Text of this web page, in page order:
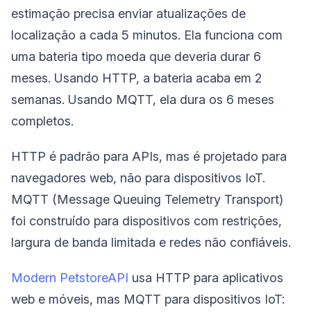
estimação precisa enviar atualizações de
localização a cada 5 minutos. Ela funciona com
uma bateria tipo moeda que deveria durar 6
meses. Usando HTTP, a bateria acaba em 2
semanas. Usando MQTT, ela dura os 6 meses
completos.
HTTP é padrão para APIs, mas é projetado para
navegadores web, não para dispositivos IoT.
MQTT (Message Queuing Telemetry Transport)
foi construído para dispositivos com restrições,
largura de banda limitada e redes não confiáveis.
Modern PetstoreAPI usa HTTP para aplicativos
web e móveis, mas MQTT para dispositivos IoT: